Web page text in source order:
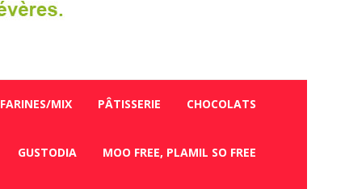
FARINES/MIX PÂTISSERIE CHOCOLATS
GUSTODIA MOO FREE, PLAMIL SO FREE